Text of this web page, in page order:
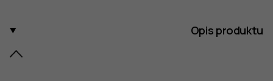
Opis produktu